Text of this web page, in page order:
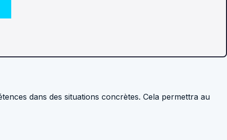
dans des situations concrètes. Cela permettra au